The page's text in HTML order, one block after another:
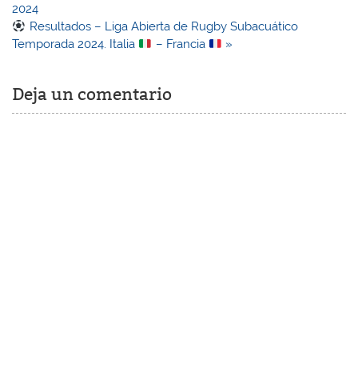
entradas
2024
Resultados – Liga Abierta de Rugby Subacuático
Temporada 2024. Italia
– Francia »
Deja un comentario